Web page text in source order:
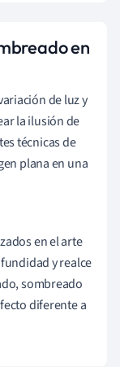
en
de luz y
la ilusión de
técnicas de
plana en una
en el arte
y realce
sombreado
diferente a